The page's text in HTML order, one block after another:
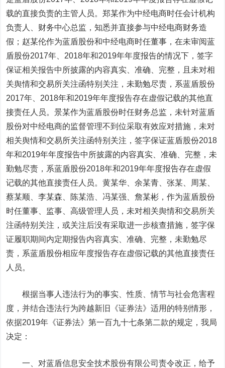
载的直接负责的主管人员。郑某作为中经电商时任会计机构
负责人、财务中心总监，知悉并直接参与中经电商财务造
假；赵某伦作为蓝盾股份和中经电商时任董事，在未审阅蓝
盾股份2017年、2018年和2019年年度报告的情况下，签字
保证相关报告中所披露的内容真实、准确、完整，且未对相
关舆情和交易所关注函特别关注，未勤勉尽责，系蓝盾股份
2017年、2018年和2019年年度报告存在虚假记载的其他直
接责任人员。景某作为蓝盾股份时任财务总监，未针对蓝盾
股份对中经电商的监督管理不到位采取有效应对措施，未对
相关舆情和交易所关注函特别关注，签字保证蓝盾股份2018
年和2019年年度报告中所披露的内容真实、准确、完整，未
勤勉尽责，系蓝盾股份2018年和2019年年度报告存在虚假
记载的其他直接责任人员。黄某华、余某青、张某、周某、
蔡某顺、李某森、陈某浩、冯某强、詹某彬，作为蓝盾股份
时任董事、监事、高级管理人员，未对相关舆情和交易所关
注函特别关注，或关注后没有采取进一步核查措施，签字保
证履职期间内定期报告内容真实、准确、完整，未勤勉尽
责，系蓝盾股份相应年度报告存在虚假记载的其他直接责任
人员。
根据当事人违法行为的事实、性质、情节与社会危害程
度，并结合违法行为跨越新旧《证券法》适用的特别情形，
依据2019年《证券法》第一百九十七条第二款的规定，我局
决定：
一、对蓝盾信息安全技术股份有限公司责令改正，给予